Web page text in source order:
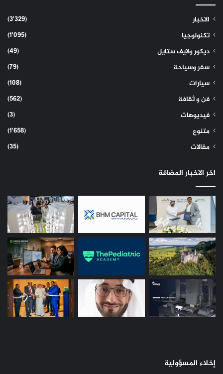
الاخبار
(3٬329)
تكنولوجيا
(1٬095)
ديكور ولايف ستايل
(49)
سفر وسياحة
(79)
سيارات
(108)
فن و ثقافة
(562)
فيديوهات
(3)
متنوع
(1٬658)
مقالات
(35)
اخر الاخبار المضافة
إخلاء المسؤولية